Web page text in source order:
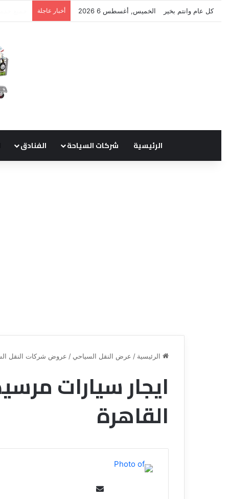
كل عام وانتم بخير الخميس, أغسطس 6 2026 أخبار عاجلة
الرئيسية شركات السياحة الفنادق
الرئيسية / عرض النقل السياحي / عروض شركات النقل
ايجار سيارات
القاهرة
ق
ن
س